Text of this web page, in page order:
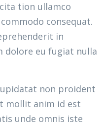
tion ullamco
consequat.
in
dolore eu fugiat nulla
non proident
mollit anim id est
unde omnis iste